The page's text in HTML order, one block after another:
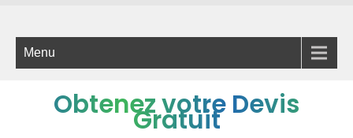
Menu
Obtenez votre Devis
Gratuit